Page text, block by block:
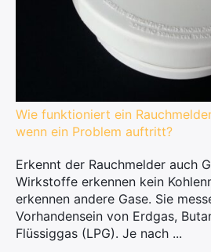
Wie funktioniert ein
wenn ein Problem auftritt?
Erkennt der Rauchmelder auch
Wirkstoffe erkennen kein
erkennen andere Gase. Sie
Vorhandensein von Erdgas,
Flüssiggas (LPG). Je nach ...